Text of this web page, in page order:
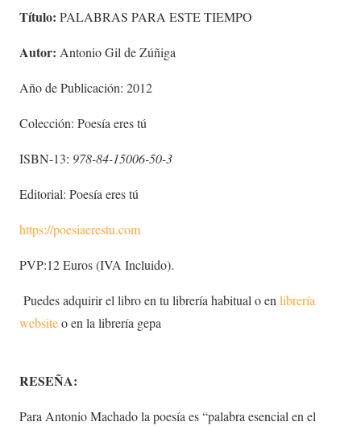
Título: PALABRAS PARA ESTE TIEMPO
Autor: Antonio Gil de Zúñiga
Año de Publicación: 2012
Colección: Poesía eres tú
ISBN-13: 978-84-15006-50-3
Editorial: Poesía eres tú
https://poesiaerestu.com
PVP:12 Euros (IVA Incluido).
Puedes adquirir el libro en tu librería habitual o en librería
websiteo en la librería gepa
RESEÑA:
Para Antonio Machado la poesía es “palabra esencial en el